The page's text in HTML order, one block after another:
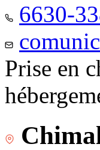
6630-
Prise en